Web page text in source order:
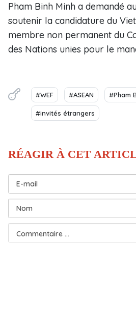
Pham Binh Minh a demandé
soutenir la candidature du
membre non permanent du
des Nations unies pour le
#WEF #ASEAN #Pham
#invités étrangers